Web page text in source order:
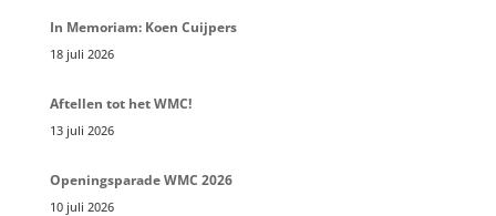
In Memoriam: Koen Cuijpers
18 juli 2026
Aftellen tot het WMC!
13 juli 2026
Openingsparade WMC 2026
10 juli 2026